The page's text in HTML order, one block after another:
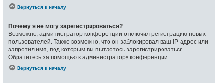
Вернуться к началу
Почему я не могу зарегистрироваться?
Возможно, администратор конференции отключил регистрацию новых
пользователей. Также возможно, что он заблокировал ваш IP-адрес или
запретил имя, под которым вы пытаетесь зарегистрироваться.
Обратитесь за помощью к администратору конференции.
Вернуться к началу